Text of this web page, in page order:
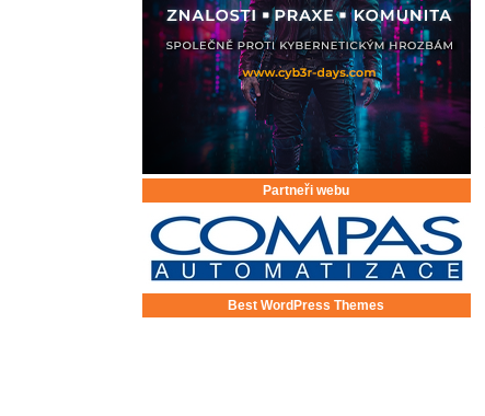
Partneři webu
Best WordPress Themes